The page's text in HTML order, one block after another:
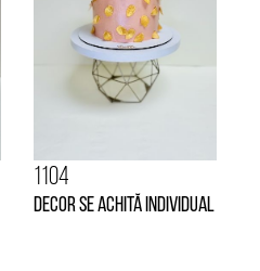
1104
Decor se achită individual